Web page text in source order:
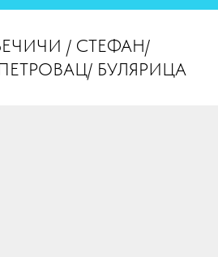
/ СТЕФАН/
БУЛЯРИЦА